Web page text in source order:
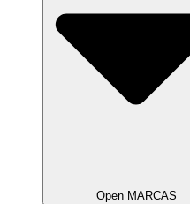
Open MARCAS